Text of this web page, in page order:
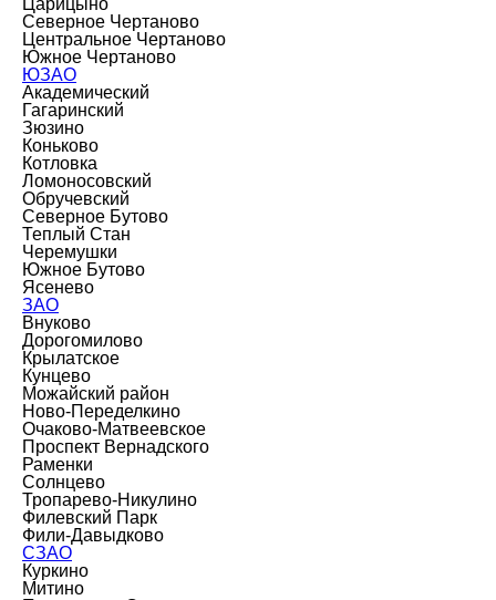
Северное Чертаново
Центральное Чертаново
Южное Чертаново
ЮЗАО
Академический
Гагаринский
Зюзино
Коньково
Котловка
Ломоносовский
Обручевский
Северное Бутово
Теплый Стан
Черемушки
Южное Бутово
Ясенево
ЗАО
Внуково
Дорогомилово
Крылатское
Кунцево
Можайский район
Ново-Переделкино
Очаково-Матвеевское
Проспект Вернадского
Раменки
Солнцево
Тропарево-Никулино
Филевский Парк
Фили-Давыдково
СЗАО
Куркино
Митино